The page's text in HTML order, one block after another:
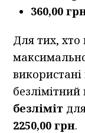
360,00
Для тих, хто
безліміт
2250,00 грн.